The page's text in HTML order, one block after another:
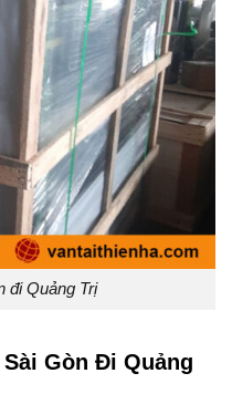
đi Quảng Trị
Gòn Đi Quảng